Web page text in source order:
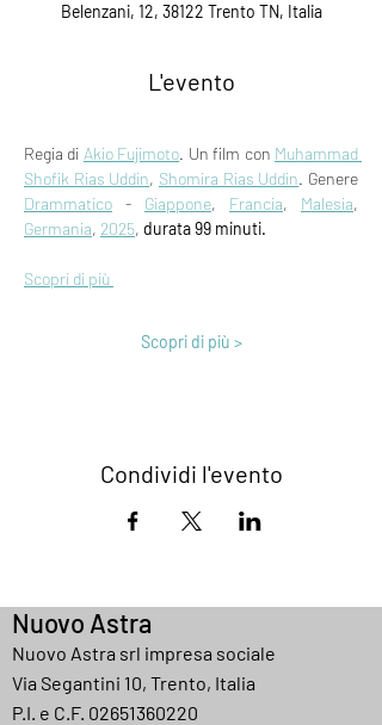
Belenzani, 12, 38122 Trento TN, Italia
L'evento
Regia di Akio Fujimoto. Un film con Muhammad
Shofik Rias Uddin, Shomira Rias Uddin
Drammatico - Giappone, Francia, Malesia
Germania, 2025, durata 99 minuti.
Scopri di più
Scopri di più >
Condividi l'evento
Nuovo Astra
Nuovo Astra srl impresa sociale
Via Segantini 10, Trento, Italia
P.I. e C.F. 02651360220